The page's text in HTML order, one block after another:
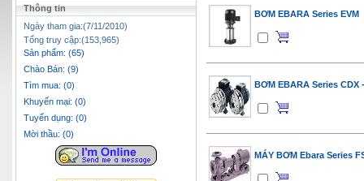
Thông tin
Ngày tham gia:(7/11/2010)
Tổng truy cập:(153,965)
Sản phẩm: (65)
Chào Bán: (9)
Tìm mua: (0)
Khuyến mại: (0)
Tuyển dụng: (0)
Mời thầu: (0)
BƠM EBARA Series EVM
BƠM EBARA Series CDX
MÁY BƠM Ebara Series